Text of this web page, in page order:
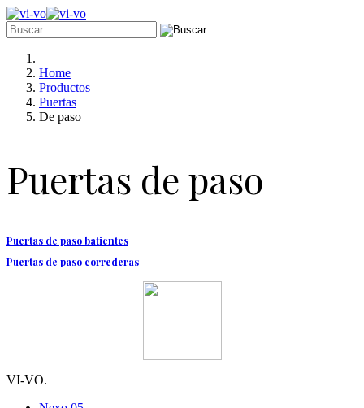
Home
Productos
Puertas
De paso
Puertas de paso
Puertas de paso batientes
Puertas de paso correderas
VI-VO.